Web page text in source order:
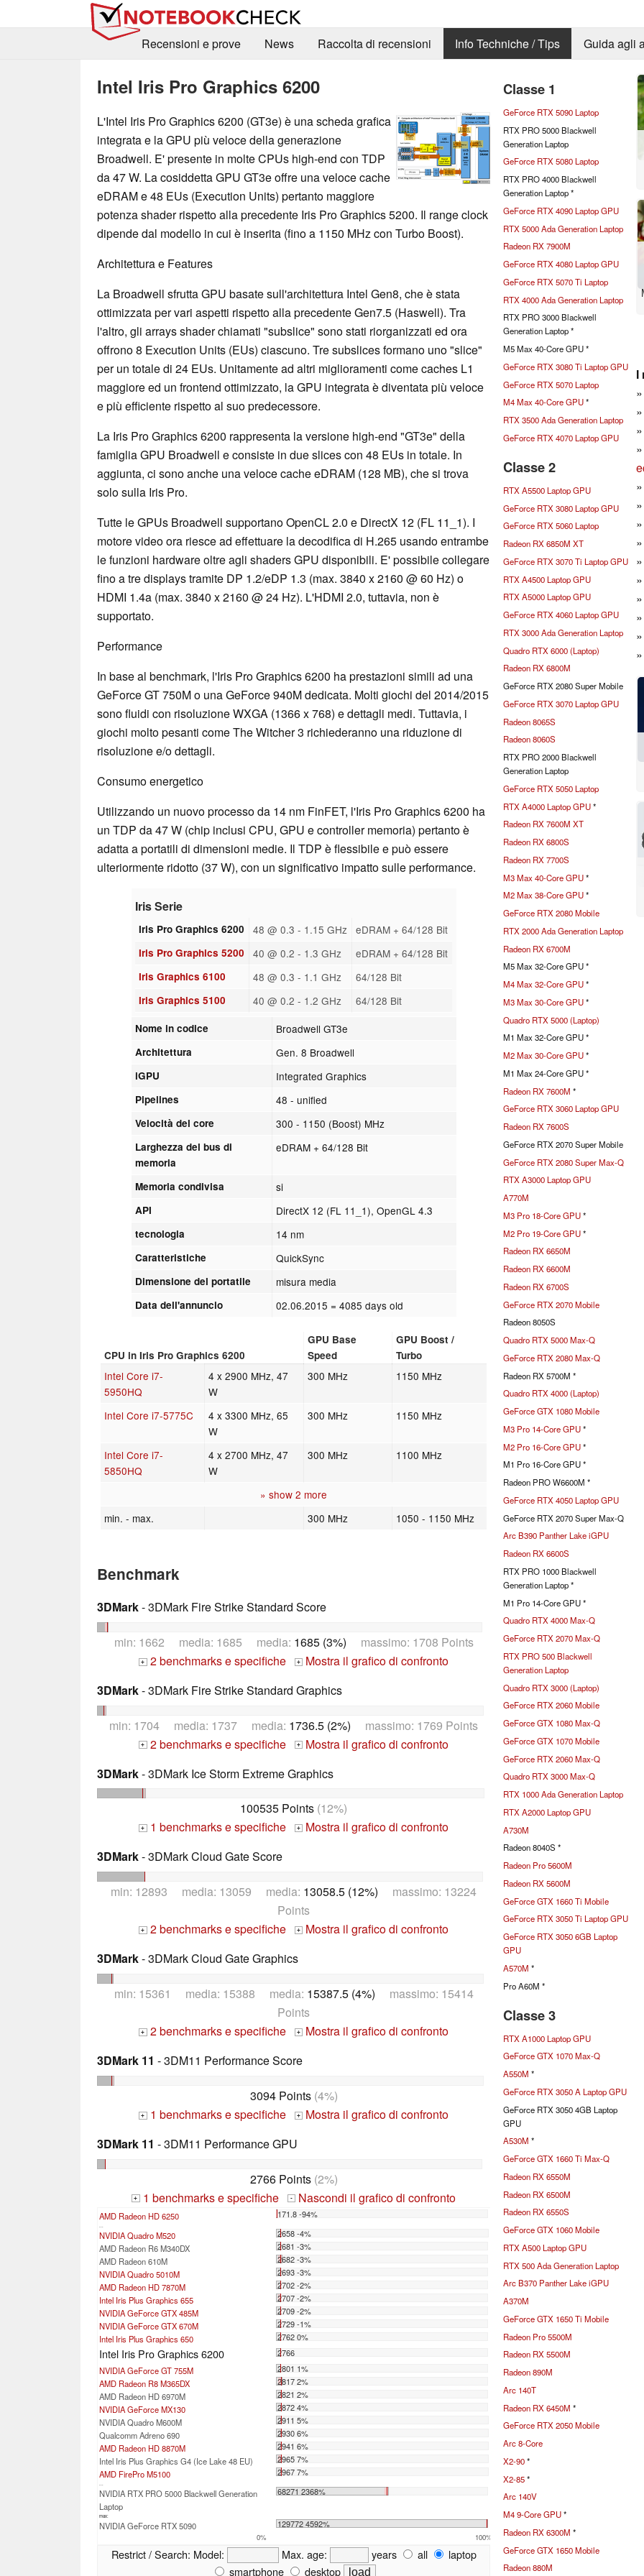
Recensioni e prove
News Raccolta di recensioni Info Techniche / Tips Guida agli
Intel Iris Pro Graphics 6200
L'Intel Iris Pro Graphics 6200 (GT3e) è una scheda grafica
integrata e la GPU più veloce della generazione
Broadwell. E' presente in molte CPUs high-end con TDP
da 47 W. La cosiddetta GPU GT3e offre una veloce cache
eDRAM e 48 EUs (Execution Units) pertanto maggiore
potenza shader rispetto alla precedente Iris Pro Graphics 5200. Il range clock
dipende dal modello in cui è inserita (fino a 1150 MHz con Turbo Boost).
Architettura e Features
La Broadwell sfrutta GPU basate sull'architettura Intel Gen8, che è stata
ottimizzata per vari aspetti rispetto alla precedente Gen7.5 (Haswell). Tra
l'altro, gli arrays shader chiamati "subslice" sono stati riorganizzati ed ora
offrono 8 Execution Units (EUs) ciascuno. Tre subslices formano uno "slice"
per un totale di 24 EUs. Unitamente ad altri miglioramenti come caches L1
maggiore ed un frontend ottimizzato, la GPU integrata è diventata più veloce
e più efficiente rispetto al suo predecessore.
La Iris Pro Graphics 6200 rappresenta la versione high-end "GT3e" della
famiglia GPU Broadwell e consiste in due slices con 48 EUs in totale. In
aggiunta, ci sono anche una veloce cache eDRAM (128 MB), che si trova
solo sulla Iris Pro.
Tutte le GPUs Broadwell supportano OpenCL 2.0 e DirectX 12 (FL 11_1). I
motore video ora riesce ad effettuare la decodifica di H.265 usando entrambe
le funzioni hardware oltre agli shaders GPU disponibili. E' possibile collegare
fino a tre displays tramite DP 1.2/eDP 1.3 (max. 3840 x 2160 @ 60 Hz) o
HDMI 1.4a (max. 3840 x 2160 @ 24 Hz). L'HDMI 2.0, tuttavia, non è
supportato.
Performance
In base al benchmark, l'Iris Pro Graphics 6200 ha prestazioni simili ad una
GeForce GT 750M o una GeForce 940M dedicata. Molti giochi del 2014/2015
sono fluidi con risoluzione WXGA (1366 x 768) e dettagli medi. Tuttavia, i
giochi molto pesanti come The Witcher 3 richiederanno una riduzione di
risoluzione e/o dettagli.
Consumo energetico
Utilizzando un nuovo processo da 14 nm FinFET, l'Iris Pro Graphics 6200 ha
un TDP da 47 W (chip inclusi CPU, GPU e controller memoria) pertanto è
adatta a portatili di dimensioni medie. Il TDP è flessibile e può essere
ulteriormente ridotto (37 W), con un significativo impatto sulle performance.
Iris Serie
Iris Pro Graphics 6200 48 @ 0.3 - 1.15 GHz eDRAM + 64/128 Bit
Iris Pro Graphics 5200 40 @ 0.2 - 1.3 GHz eDRAM + 64/128 Bit
Iris Graphics 6100 48 @ 0.3 - 1.1 GHz 64/128 Bit
Iris Graphics 5100 40 @ 0.2 - 1.2 GHz 64/128 Bit
Nome in codice Broadwell GT3e
Architettura Gen. 8 Broadwell
iGPU Integrated Graphics
Pipelines 48 - unified
Velocità del core 300 - 1150 (Boost) MHz
Larghezza del bus di
memoria
eDRAM + 64/128 Bit
Memoria condivisa si
API DirectX 12 (FL 11_1), OpenGL 4.3
tecnologia 14 nm
Caratteristiche QuickSync
Dimensione del portatile misura media
Data dell'annuncio 02.06.2015 = 4085 days old
CPU in Iris Pro Graphics 6200
GPU Base
Speed
GPU Boost /
Turbo
Intel Core i7-
5950HQ
4 x 2900 MHz, 47
W
300 MHz 1150 MHz
Intel Core i7-5775C
4 x 3300 MHz, 65
W
300 MHz 1150 MHz
Intel Core i7-
5850HQ
4 x 2700 MHz, 47
W
300 MHz 1100 MHz
» show 2 more
min. - max.
300 MHz 1050 - 1150 MHz
Benchmark
3DMark- 3DMark Fire Strike Standard Score
min: 1662 media: 1685 media: 1685 (3%) massimo: 1708 Points
+ 2 benchmarks e specifiche +
Mostra il grafico di confronto
3DMark- 3DMark Fire Strike Standard Graphics
min: 1704 media: 1737 media: 1736.5 (2%) massimo: 1769 Points
+ 2 benchmarks e specifiche +
Mostra il grafico di confronto
3DMark- 3DMark Ice Storm Extreme Graphics
100535 Points (12%)
+ 1 benchmarks e specifiche +
Mostra il grafico di confronto
3DMark- 3DMark Cloud Gate Score
min: 12893 media: 13059 media: 13058.5 (12%) massimo: 13224
Points
+ 2 benchmarks e specifiche +
Mostra il grafico di confronto
3DMark- 3DMark Cloud Gate Graphics
min: 15361 media: 15388 media: 15387.5 (4%) massimo: 15414
Points
+ 2 benchmarks e specifiche +
Mostra il grafico di confronto
3DMark 11 - 3DM11 Performance Score
3094 Points(4%)
+ 1 benchmarks e specifiche +
Mostra il grafico di confronto
3DMark 11 - 3DM11 Performance GPU
2766 Points(2%)
+ 1 benchmarks e specifiche - Nascondi il grafico di confronto
AMD Radeon HD 6250 171.8 -94%
NVIDIA Quadro M520
2658 -4%
AMD Radeon R6 M340DX
2681 -3%
AMD Radeon 610M
2682 -3%
NVIDIA Quadro 5010M
2693 -3%
AMD Radeon HD 7870M
2702 -2%
Intel Iris Plus Graphics 655
2707 -2%
NVIDIA GeForce GTX 485M
2709 -2%
NVIDIA GeForce GTX 670M
2729 -1%
Intel Iris Plus Graphics 650
2762 0%
Intel Iris Pro Graphics 6200
2766
NVIDIA GeForce GT 755M
2801 1%
AMD Radeon R8 M365DX
2817 2%
AMD Radeon HD 6970M
2821 2%
NVIDIA GeForce MX130
2872 4%
NVIDIA Quadro M600M
2911 5%
Qualcomm Adreno 690
2930 6%
AMD Radeon HD 8870M
2941 6%
Intel Iris Plus Graphics G4 (Ice Lake 48 EU)
2965 7%
AMD FirePro M5100
2967 7%
NVIDIA RTX PRO 5000 Blackwell Generation
Laptop
68271 2368%
max:
NVIDIA GeForce RTX 5090 129772 4592%
0% 100%
Restrict / Search: Model: Max. age: years all
laptop
smartphone
desktop
Classe 1
GeForce RTX 5090 Laptop
RTX PRO 5000 Blackwell
Generation Laptop
GeForce RTX 5080 Laptop
RTX PRO 4000 Blackwell
Generation Laptop *
GeForce RTX 4090 Laptop GPU
RTX 5000 Ada Generation Laptop
Radeon RX 7900M
GeForce RTX 4080 Laptop GPU
GeForce RTX 5070 Ti Laptop
RTX 4000 Ada Generation Laptop
RTX PRO 3000 Blackwell
Generation Laptop *
M5 Max 40-Core GPU *
GeForce RTX 3080 Ti Laptop GPU
GeForce RTX 5070 Laptop
M4 Max 40-Core GPU*
RTX 3500 Ada Generation Laptop
GeForce RTX 4070 Laptop GPU
Classe 2
RTX A5500 Laptop GPU
GeForce RTX 3080 Laptop GPU
GeForce RTX 5060 Laptop
Radeon RX 6850M XT
GeForce RTX 3070 Ti Laptop GPU
RTX A4500 Laptop GPU
RTX A5000 Laptop GPU
GeForce RTX 4060 Laptop GPU
RTX 3000 Ada Generation Laptop
Quadro RTX 6000 (Laptop)
Radeon RX 6800M
GeForce RTX 2080 Super Mobile
GeForce RTX 3070 Laptop GPU
Radeon 8065S
Radeon 8060S
RTX PRO 2000 Blackwell
Generation Laptop
GeForce RTX 5050 Laptop
RTX A4000 Laptop GPU*
Radeon RX 7600M XT
Radeon RX 6800S
Radeon RX 7700S
M3 Max 40-Core GPU*
M2 Max 38-Core GPU*
GeForce RTX 2080 Mobile
RTX 2000 Ada Generation Laptop
Radeon RX 6700M
M5 Max 32-Core GPU *
M4 Max 32-Core GPU*
M3 Max 30-Core GPU*
Quadro RTX 5000 (Laptop)
M1 Max 32-Core GPU *
M2 Max 30-Core GPU*
M1 Max 24-Core GPU *
Radeon RX 7600M *
GeForce RTX 3060 Laptop GPU
Radeon RX 7600S
GeForce RTX 2070 Super Mobile
GeForce RTX 2080 Super Max-Q
RTX A3000 Laptop GPU
A770M
M3 Pro 18-Core GPU*
M2 Pro 19-Core GPU*
Radeon RX 6650M
Radeon RX 6600M
Radeon RX 6700S
GeForce RTX 2070 Mobile
Radeon 8050S
Quadro RTX 5000 Max-Q
GeForce RTX 2080 Max-Q
Radeon RX 5700M *
Quadro RTX 4000 (Laptop)
GeForce GTX 1080 Mobile
M3 Pro 14-Core GPU*
M2 Pro 16-Core GPU*
M1 Pro 16-Core GPU *
Radeon PRO W6600M *
GeForce RTX 4050 Laptop GPU
GeForce RTX 2070 Super Max-Q
Arc B390 Panther Lake iGPU
Radeon RX 6600S
RTX PRO 1000 Blackwell
Generation Laptop *
M1 Pro 14-Core GPU *
Quadro RTX 4000 Max-Q
GeForce RTX 2070 Max-Q
RTX PRO 500 Blackwell
Generation Laptop
Quadro RTX 3000 (Laptop)
GeForce RTX 2060 Mobile
GeForce GTX 1080 Max-Q
GeForce GTX 1070 Mobile
GeForce RTX 2060 Max-Q
Quadro RTX 3000 Max-Q
RTX 1000 Ada Generation Laptop
RTX A2000 Laptop GPU
A730M
Radeon 8040S *
Radeon Pro 5600M
Radeon RX 5600M
GeForce GTX 1660 Ti Mobile
GeForce RTX 3050 Ti Laptop GPU
GeForce RTX 3050 6GB Laptop
GPU
A570M *
Pro A60M *
Classe 3
RTX A1000 Laptop GPU
GeForce GTX 1070 Max-Q
A550M *
GeForce RTX 3050 A Laptop GPU
GeForce RTX 3050 4GB Laptop
GPU
A530M *
GeForce GTX 1660 Ti Max-Q
Radeon RX 6550M
Radeon RX 6500M
Radeon RX 6550S
GeForce GTX 1060 Mobile
RTX A500 Laptop GPU
RTX 500 Ada Generation Laptop
Arc B370 Panther Lake iGPU
A370M
GeForce GTX 1650 Ti Mobile
Radeon Pro 5500M
Radeon RX 5500M
Radeon 890M
Arc 140T
Radeon RX 6450M *
GeForce RTX 2050 Mobile
Arc 8-Core
X2-90*
X2-85*
Arc 140V
M4 9-Core GPU*
Radeon RX 6300M *
GeForce GTX 1650 Mobile
Radeon 880M
I
»
»
»
»
»
»
»
»
»
»
»
»
»
»